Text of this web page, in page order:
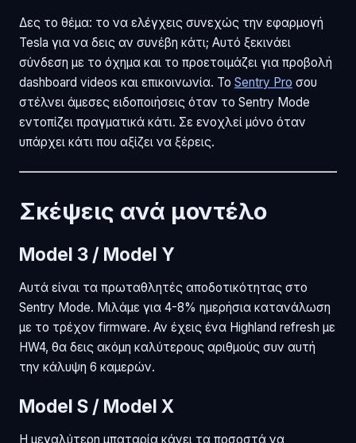
Δες το θέμα: το να ελέγχεις συνεχώς την εφαρμογή
Tesla για να δεις αν συνέβη κάτι; Αυτό ξεκινάει
σύνδεση με το όχημα και το προετοιμάζει για προβολή
dashboard videos και επικοινωνία. Το Sentry Pro σου
στέλνει άμεσες ειδοποιήσεις όταν το Sentry Mode
εντοπίζει πραγματικά κάτι. Σε ενοχλεί μόνο όταν
υπάρχει κάτι που αξίζει να ξέρεις.
Σκέψεις ανά μοντέλο
Model 3 / Model Y
Αυτά είναι τα πρωταθλητές αποδοτικότητας στο
Sentry Mode. Μιλάμε για 4-8% ημερήσια κατανάλωση
με το τρέχον firmware. Αν έχεις ένα Highland refresh με
HW4, θα δεις ακόμη καλύτερους αριθμούς συν αυτή
την κάλυψη 6 καμερών.
Model S / Model X
Η μεγαλύτερη μπαταρία κάνει τα ποσοστά να